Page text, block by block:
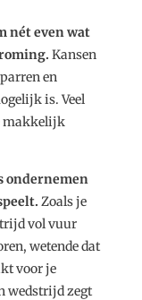
nét even wat
Kansen
en
is. Veel
makkelijk
ondernemen
Zoals je
vol vuur
wetende dat
voor je
wedstrijd zegt